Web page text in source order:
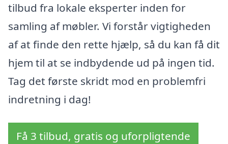
tilbud fra lokale eksperter inden for
samling af møbler. Vi forstår vigtigheden
af at finde den rette hjælp, så du kan få dit
hjem til at se indbydende ud på ingen tid.
Tag det første skridt mod en problemfri
indretning i dag!
Få 3 tilbud, gratis og uforpligtende